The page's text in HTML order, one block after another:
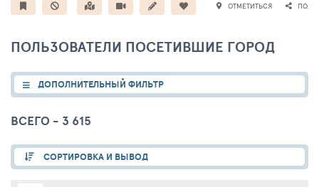
ОТМЕТИТЬСЯ
ПОЛЬЗОВАТЕЛИ ПОСЕТИВШИЕ ГОРОД
ДОПОЛНИТЕЛЬНЫЙ ФИЛЬТР
ВСЕГО - 3 615
СОРТИРОВКА И ВЫВОД